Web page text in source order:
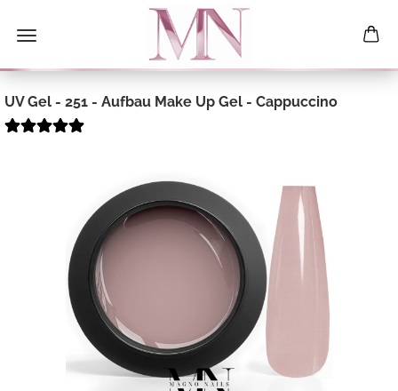
UV Gel - 251 - Aufbau Make Up Gel - Cappuccino